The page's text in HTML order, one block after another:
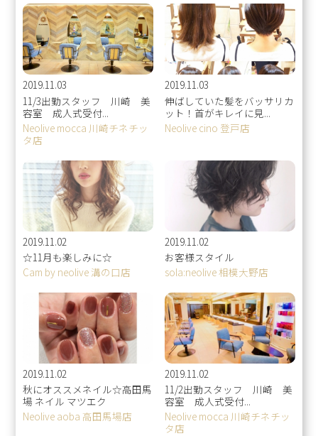
2019.11.03
11/3出勤スタッフ 川崎 美
容室 成人式受付...
Neolive mocca 川崎チネチッ
タ店
2019.11.03
伸ばしていた髪をバッサリカ
ット！首がキレイに見...
Neolive cino 登戸店
2019.11.02
☆11月も楽しみに☆
Cam by neolive 溝の口店
2019.11.02
お客様スタイル
sola:neolive 相模大野店
2019.11.02
秋にオススメネイル☆高田馬
場 ネイル マツエク
Neolive aoba 高田馬場店
2019.11.02
11/2出勤スタッフ 川崎 美
容室 成人式受付...
Neolive mocca 川崎チネチッ
タ店